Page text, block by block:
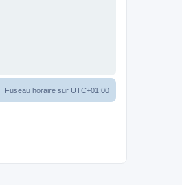
Fuseau horaire sur UTC+01:00